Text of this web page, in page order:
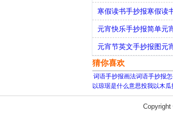
寒假读书手抄报寒假读
元宵快乐手抄报简单元
元宵节英文手抄报图元
猜你喜欢
词语手抄报画法词语手抄报
以琼琚是什么意思投我以木